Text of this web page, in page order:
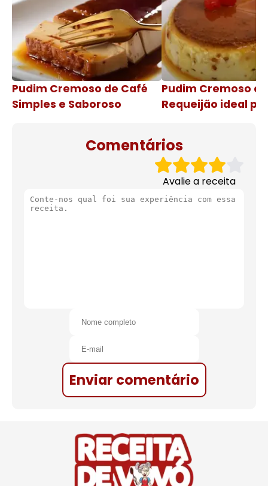
Pudim Cremoso de Café
Simples e Saboroso
Pudim Cremoso
Requeijão ideal
Comentários
Avalie a receita
Enviar comentário